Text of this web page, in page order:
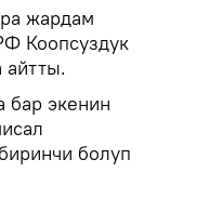
жардам
Коопсуздук
бар экенин
болуп